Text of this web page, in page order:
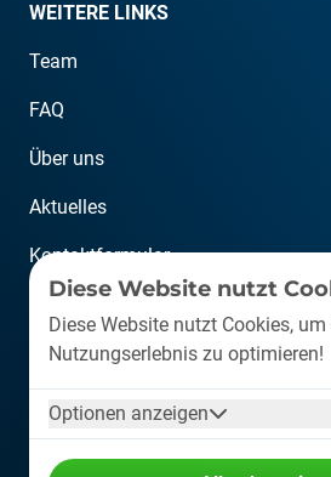
Diese Website nutzt
Diese Website nutzt Cookies,
Nutzungserlebnis zu optimieren!
Optionen anzeigen
WEITERE LINKS
Team
FAQ
Über uns
Aktuelles
Kontaktformular
KONTAKT
info@plastship.com
+49 6126 589 80 10
Auf der Lind 10, 65529 Waldems